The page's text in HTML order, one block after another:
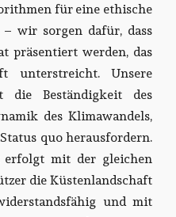
für eine ethische
wir sorgen dafür, dass
präsentiert werden, das
unterstreicht. Unsere
die Beständigkeit des
des Klimawandels,
quo herausfordern.
mit der gleichen
die Küstenlandschaft
und mit